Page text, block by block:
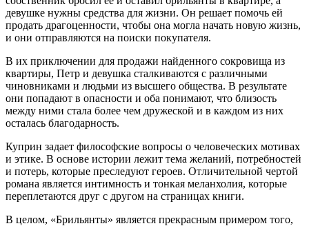
девушке нужны средства для жизни. Он решает помочь ей
продать драгоценности, чтобы она могла начать новую жизнь,
и они отправляются на поиски покупателя.
В их приключении для продажи найденного сокровища из
квартиры, Петр и девушка сталкиваются с различными
чиновниками и людьми из высшего общества. В результате
они попадают в опасности и оба понимают, что близость
между ними стала более чем дружеской и в каждом из них
осталась благодарность.
Куприн задает философские вопросы о человеческих мотивах
и этике. В основе истории лежит тема желаний, потребностей
и потерь, которые преследуют героев. Отличительной чертой
романа является интимность и тонкая меланхолия, которые
переплетаются друг с другом на страницах книги.
В целом, «Брильянты» является прекрасным примером того,